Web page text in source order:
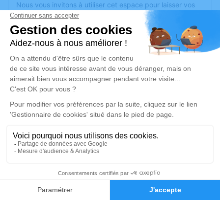
Faire-part Hommages
Nous vous invitons à utiliser cet espace pour laisser vos
condoléances, partager des photos souvenirs, une
anecdote ou exprimer vos pensées à travers des poèmes
ou des textes. Cet endroit est un lieu d'expression dédié à
honorer la mémoire de Dominique ANDREOLI.
Je rends hommage
Cérémonie civile
vendredi 28 novembre 2025 à 11h00
Avenue des corbières
11200 Villerouge la Crémade
Je rends hommage